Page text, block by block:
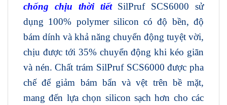
chống chịu thời tiếtSilPruf SCS6000 sử
dụng 100% polymer silicon có độ bền, độ
bám dính và khả năng chuyển động tuyệt vời,
chịu được tới 35% chuyển động khi kéo giãn
và nén. Chất trám SilPruf SCS6000 được pha
chế để giảm bám bẩn và vệt trên bề mặt,
mang đến lựa chọn silicon sạch hơn cho các